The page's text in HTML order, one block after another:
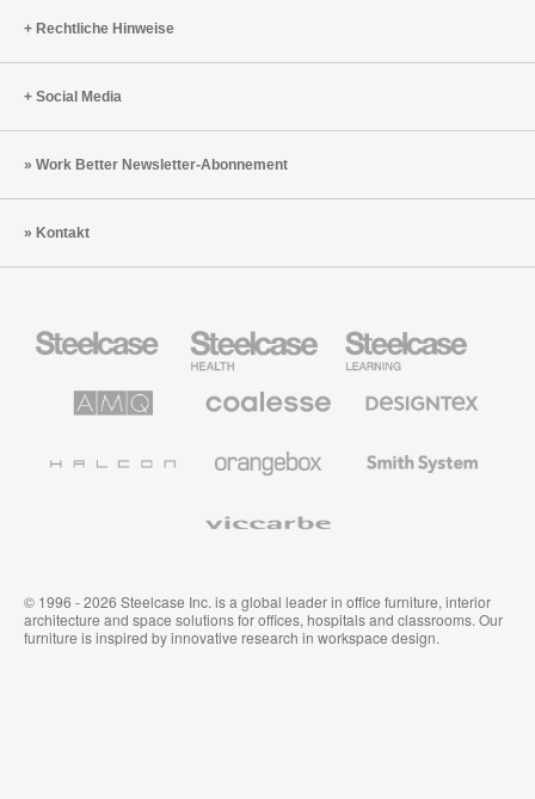
Rechtliche Hinweise
Social Media
Work Better Newsletter-Abonnement
Kontakt
Büromöbel
Health
Education
Möbel
Solutions
Büromöbel
Textilien
System
© 1996 - 2026 Steelcase Inc. is a global leader in office furniture, interior
architecture and space solutions for offices, hospitals and classrooms. Our
furniture is inspired by innovative research in workspace design.